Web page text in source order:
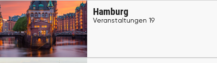
Hamburg
Veranstaltungen 19